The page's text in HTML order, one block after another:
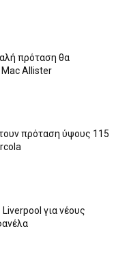
πρόταση θα
Allister
πρόταση ύψους 115
για νέους